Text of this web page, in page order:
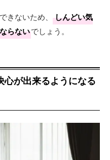
きないため、
しんどい気
らないでしょう。
が出来るようになる